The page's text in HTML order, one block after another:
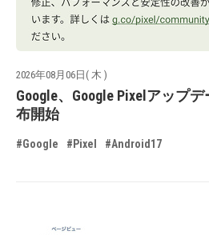
2026年08月06日( 木 )
Google、Google Pixelアップ
布開始
#Google #Pixel #Android17